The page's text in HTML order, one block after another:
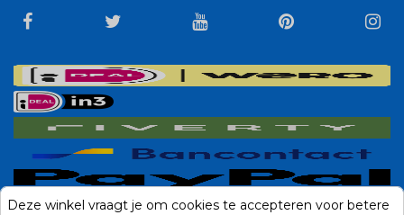
Deze winkel vraagt je om cookies te accepteren voor betere